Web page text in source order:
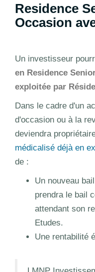
Residence
Occasion
Un investisseur
en Residence
exploitée par
Dans le cadre d'un
d'occasion ou à la
deviendra
médicalisé déjà en
de :
Un nouveau
prendra le bail
attendant son
Etudes.
Une rentabilité